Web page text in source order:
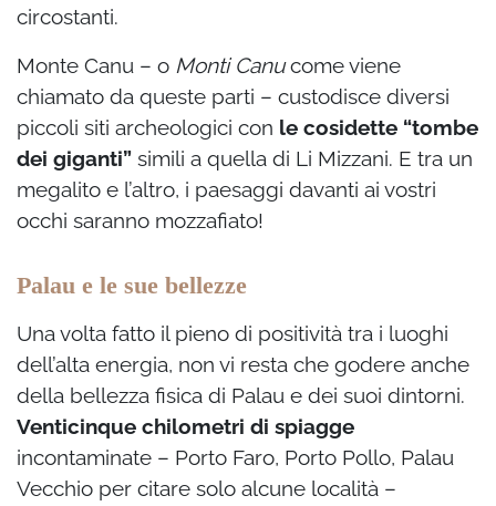
circostanti.
Monte Canu – o Monti Canucome viene
chiamato da queste parti – custodisce diversi
piccoli siti archeologici con le cosidette “tombe
dei giganti” simili a quella di Li Mizzani. E tra un
megalito e l’altro, i paesaggi davanti ai vostri
occhi saranno mozzafiato!
Palau e le sue bellezze
Una volta fatto il pieno di positività tra i luoghi
dell’alta energia, non vi resta che godere anche
della bellezza fisica di Palau e dei suoi dintorni.
Venticinque chilometri di spiagge
incontaminate – Porto Faro, Porto Pollo, Palau
Vecchio per citare solo alcune località –